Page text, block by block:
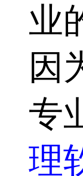
业
因
专
理